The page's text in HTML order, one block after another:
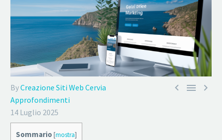
  
ByCreazione Siti Web Cervia
Approfondimenti
14 Luglio 2025
Sommario[mostra]